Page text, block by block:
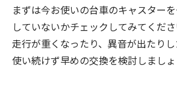
まずは今お使いの台車のキャスター
していないかチェックしてみてくださ
走行が重くなったり、異音が出たり
使い続けず早めの交換を検討しましょ